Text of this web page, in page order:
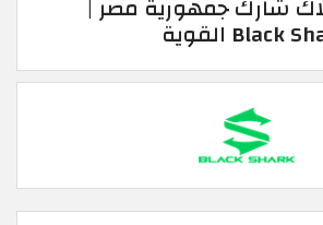
شارك جمهورية مصر |